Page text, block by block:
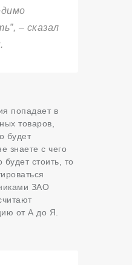
– сказал
попадает в
товаров,
будет
знаете с чего
будет стоить, то
ЗАО
от А до Я.